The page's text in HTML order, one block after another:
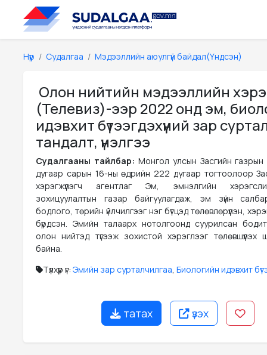
Нүүр Судалгаа Мэдээллийн аюулгүй байдал(Үндсэн)
Олон нийтийн мэдээллийн
(Телевиз)-ээр 2022 онд эм,
идэвхит бүтээгдэхүүний зар
тандалт, үнэлгээ
Судалгааны тайлбар: Монгол улсын Засгийн
дугаар сарын 16-ны өдрийн 222 дугаар тогтоолоор
хэрэгжүүлэгч агентлаг Эм, эмнэлгийн
зохицуулалтын газар байгуулагдаж, эм зүйн
бодлого, төрийн үйлчилгээг нэг бүтцэд төлөвлөрүүлэн,
бүрдсэн. Эмийн талаарх нотолгоонд суурилсан
олон нийтэд түгээж зохистой хэрэглээг төлөвшүүлэх
байна.
Түлхүүр үг: Эмийн зар сурталчилгаа, Биологийн идэвхит
татах үзэх